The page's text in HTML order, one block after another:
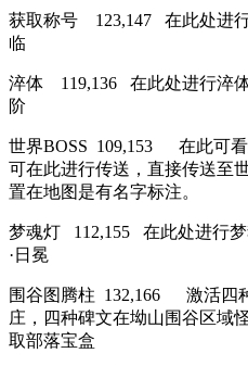
获取称号 123,147 在此处进
临
淬体 119,136 在此处进行淬
阶
世界BOSS 109,153 在此可看
可在此进行传送，直接传送至
置在地图是有名字标注。
梦魂灯 112,155 在此处进行
·日冕
围谷图腾柱 132,166 激活四
庄，四种碑文在坳山围谷区域
取部落宝盒